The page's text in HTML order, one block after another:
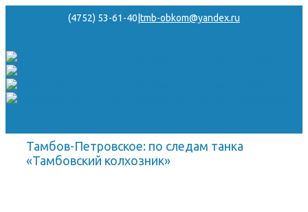
(4752) 53-61-40 tmb-obkom@yandex.ru
Тамбов-Петровское: по следам танка
«Тамбовский колхозник»